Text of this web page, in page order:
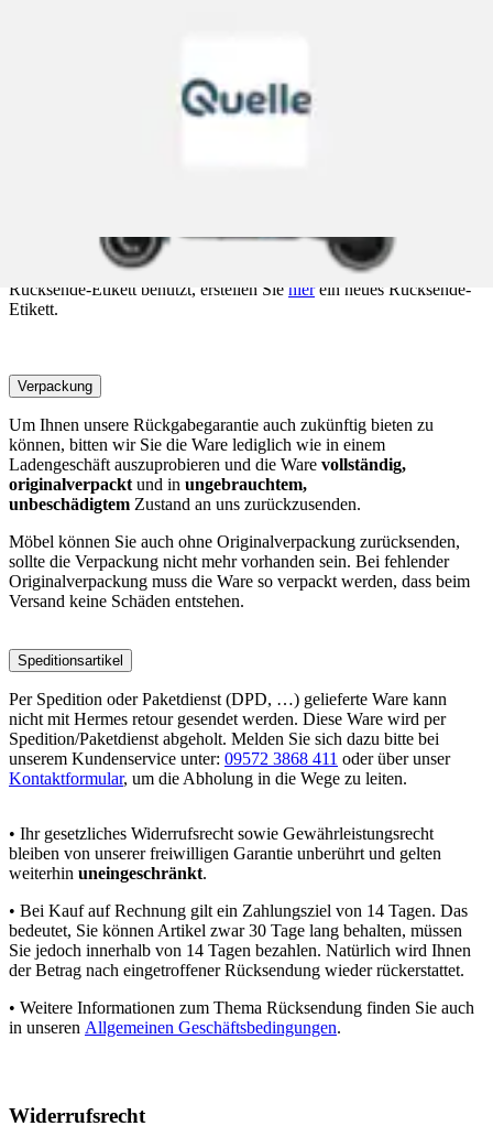
Andernfalls drucken Sie das Rücksende-Etikett im Mein Konto-
Bestellungen & Lieferungen
“ aus und kleben Sie dieses
Haben Sie aus dem Paket bereits Teile zurückgeschickt und das
Rücksende-Etikett benutzt, erstellen Sie hierein neues Rücksende-
Etikett.
Verpackung
Um Ihnen unsere Rückgabegarantie auch zukünftig bieten zu
können, bitten wir Sie die Ware lediglich wie in einem
Ladengeschäft auszuprobieren und die Ware vollständig,
originalverpackt und in ungebrauchtem,
unbeschädigtem Zustand an uns zurückzusenden.
Möbel können Sie auch ohne Originalverpackung zurücksenden,
sollte die Verpackung nicht mehr vorhanden sein. Bei fehlender
Originalverpackung muss die Ware so verpackt werden, dass beim
Versand keine Schäden entstehen.
Speditionsartikel
Per Spedition oder Paketdienst (DPD, …) gelieferte Ware kann
nicht mit Hermes retour gesendet werden. Diese Ware wird per
Spedition/Paketdienst abgeholt. Melden Sie sich dazu bitte bei
unserem Kundenservice unter: 09572 3868 411 oder über unser
Kontaktformular, um die Abholung in die Wege zu leiten.
• Ihr gesetzliches Widerrufsrecht sowie Gewährleistungsrecht
bleiben von unserer freiwilligen Garantie unberührt und gelten
weiterhin uneingeschränkt.
• Bei Kauf auf Rechnung gilt ein Zahlungsziel von 14 Tagen. Das
bedeutet, Sie können Artikel zwar 30 Tage lang behalten, müssen
Sie jedoch innerhalb von 14 Tagen bezahlen. Natürlich wird Ihnen
der Betrag nach eingetroffener Rücksendung wieder rückerstattet.
• Weitere Informationen zum Thema Rücksendung finden Sie auch
in unseren Allgemeinen Geschäftsbedingungen.
Widerrufsrecht